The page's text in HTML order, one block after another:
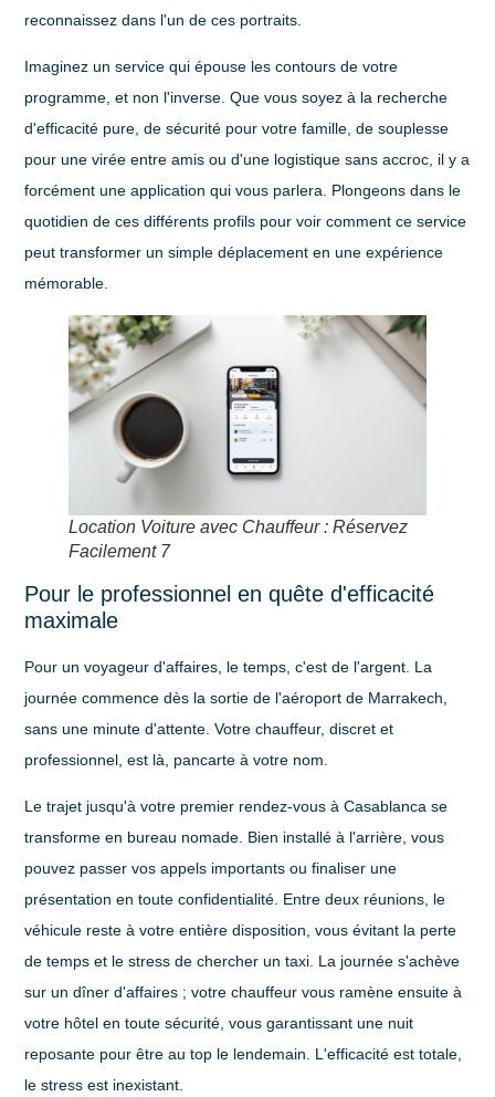
reconnaissez dans l'un de ces portraits.
Imaginez un service qui épouse les contours de votre
programme, et non l'inverse. Que vous soyez à la recherche
d'efficacité pure, de sécurité pour votre famille, de souplesse
pour une virée entre amis ou d'une logistique sans accroc, il y a
forcément une application qui vous parlera. Plongeons dans le
quotidien de ces différents profils pour voir comment ce service
peut transformer un simple déplacement en une expérience
mémorable.
Location Voiture avec Chauffeur : Réservez
Facilement 7
Pour le professionnel en quête d'efficacité
maximale
Pour un voyageur d'affaires, le temps, c'est de l'argent. La
journée commence dès la sortie de l'aéroport de Marrakech,
sans une minute d'attente. Votre chauffeur, discret et
professionnel, est là, pancarte à votre nom.
Le trajet jusqu'à votre premier rendez-vous à Casablanca se
transforme en bureau nomade. Bien installé à l'arrière, vous
pouvez passer vos appels importants ou finaliser une
présentation en toute confidentialité. Entre deux réunions, le
véhicule reste à votre entière disposition, vous évitant la perte
de temps et le stress de chercher un taxi. La journée s'achève
sur un dîner d'affaires ; votre chauffeur vous ramène ensuite à
votre hôtel en toute sécurité, vous garantissant une nuit
reposante pour être au top le lendemain. L'efficacité est totale,
le stress est inexistant.